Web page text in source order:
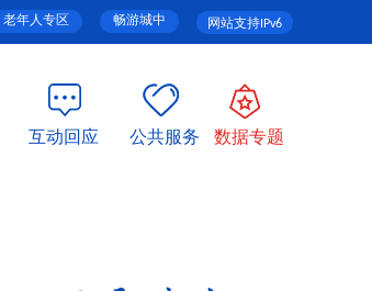
网站支持IPv6
畅游城中
老年人专区
互动回应 公共服务 数据专题